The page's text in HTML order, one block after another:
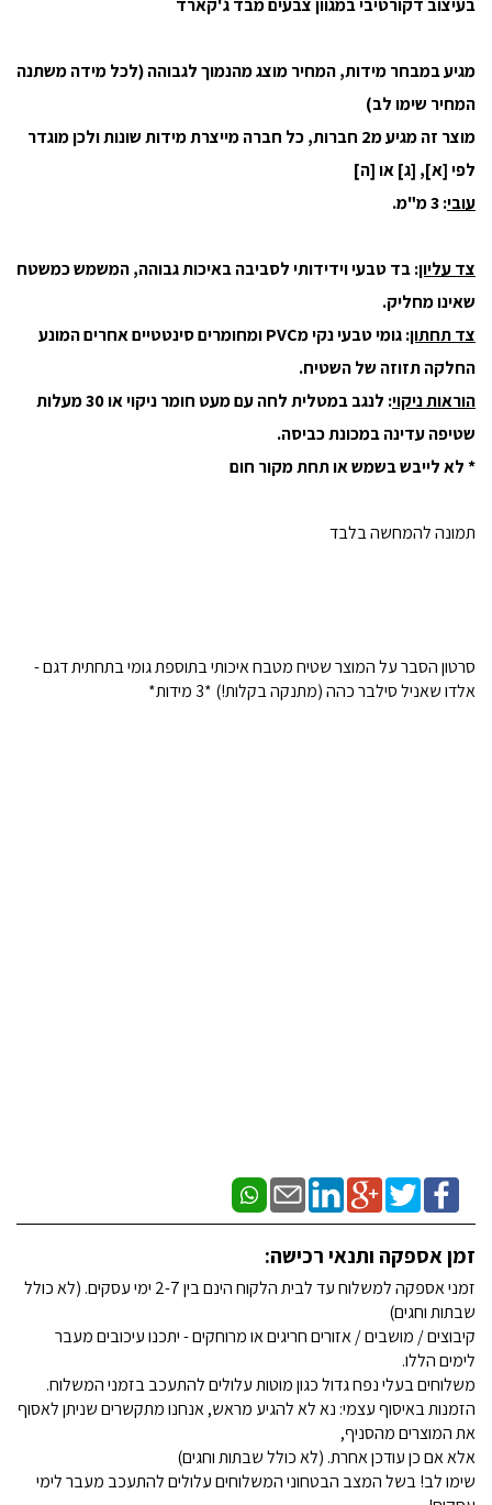
בעיצוב דקורטיבי במגוון צבעים מבד ג'קארד
מגיע במבחר מידות, המחיר מוצג מהנמוך לגבוהה (לכל מידה משתנה
המחיר שימו לב)
מוצר זה מגיע מ2 חברות, כל חברה מייצרת מידות שונות ולכן מוגדר
לפי [א], [ג] או [ה]
עובי: 3 מ"מ.
צד עליון: בד טבעי וידידותי לסביבה באיכות גבוהה, המשמש כמשטח
שאינו מחליק.
צד תחתון
: גומי טבעי נקי מPVC ומחומרים סינטטיים אחרים המונע
החלקה תזוזה של השטיח.
הוראות ניקוי
: לנגב במטלית לחה עם מעט חומר ניקוי או 30 מעלות
שטיפה עדינה במכונת כביסה.
* לא לייבש בשמש או תחת מקור חום
תמונה להמחשה בלבד
סרטון הסבר על המוצר שטיח מטבח איכותי בתוספת גומי בתחתית דגם -
אלדו שאניל סילבר כהה (מתנקה בקלות!) *3 מידות*
זמן אספקה ותנאי רכישה:
זמני אספקה למשלוח עד לבית הלקוח הינם בין 2-7 ימי עסקים. (לא כולל
שבתות וחגים)
קיבוצים / מושבים / אזורים חריגים או מרוחקים - יתכנו עיכובים מעבר
לימים הללו.
משלוחים בעלי נפח גדול כגון מוטות עלולים להתעכב בזמני המשלוח.
הזמנות באיסוף עצמי: נא לא להגיע מראש, אנחנו מתקשרים שניתן לאסוף
את המוצרים מהסניף,
אלא אם כן עודכן אחרת. (לא כולל שבתות וחגים)
שימו לב! בשל המצב הבטחוני המשלוחים עלולים להתעכב מעבר לימי